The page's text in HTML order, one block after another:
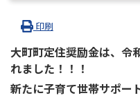
印刷
大町町定住奨励金は、令
れました！！！
新たに子育て世帯サポー